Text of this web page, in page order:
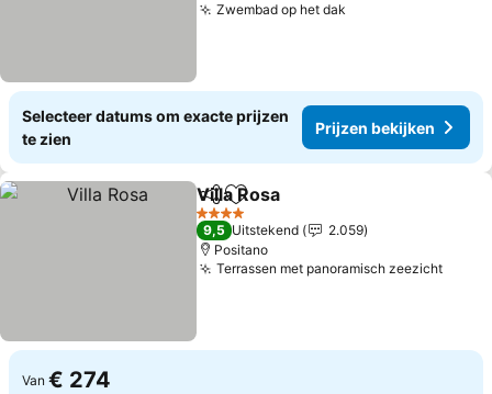
Zwembad op het dak
Selecteer datums om exacte prijzen
te zien
Prijzen bekijken
DelenToevoegen aan favorieten
Villa Rosa
4 Sterren
9,5 Uitstekend
2.059
Positano
Terrassen met panoramisch zeezicht
Van € 274